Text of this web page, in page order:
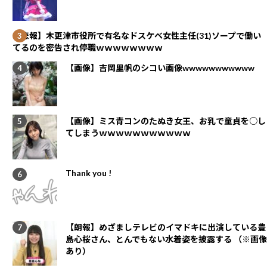
【悲報】木更津市役所で有名なドスケベ女性主任(31)ソープで働い
てるのを密告され停職ｗｗｗｗｗｗｗｗ
【画像】吉岡里帆のシコい画像wwwwwwwwwww
【画像】ミス青コンのたぬき女王、お乳で童貞を○し
てしまうｗｗｗｗｗｗｗｗｗｗｗ
Thank you !
【朗報】めざましテレビのイマドキに出演している豊
島心桜さん、とんでもない水着姿を披露する （※画像
あり）